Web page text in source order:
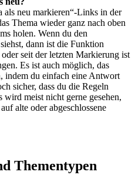
neu markieren“-Links in der
Thema wieder ganz nach oben
holen. Wenn du den
dann ist die Funktion
seit der letzten Markierung ist
Es ist auch möglich, das
indem du einfach eine Antwort
sicher, dass du die Regeln
wird meist nicht gerne gesehen,
alte oder abgeschlossene
Thementypen